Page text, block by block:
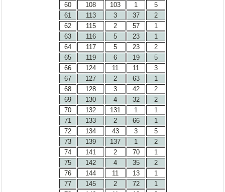
60
108 103 1
5
61
113 3 37
2
62
115 2 57
1
63
116 5 23
1
64
117 5 23
2
65
119 6 19
5
66
124 11 11
3
67
127 2 63
1
68
128 3 42
2
69
130 4 32
2
70
132 131 1
1
71
133 2 66
1
72
134 43 3
5
73
139 137 1
2
74
141 2 70
1
75
142 4 35
2
76
144 11 13
1
77
145 2 72
1